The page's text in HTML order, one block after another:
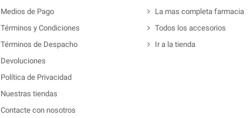
Medios de Pago
Términos y Condiciones
Términos de Despacho
Devoluciones
Política de Privacidad
Nuestras tiendas
Contacte con nosotros
La mas completa farmacia
Todos los accesorios
Ir a la tienda